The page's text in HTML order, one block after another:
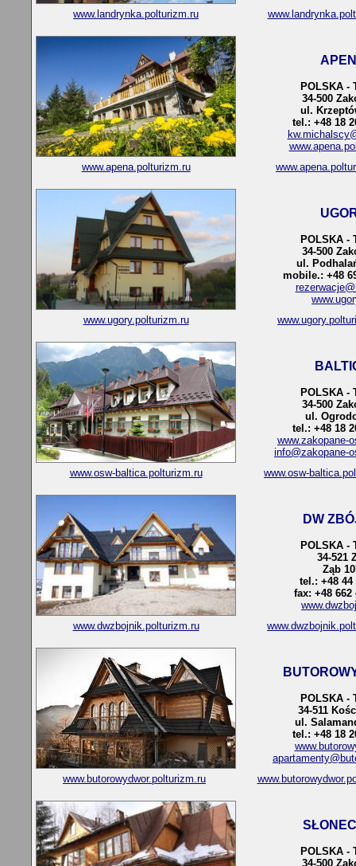
www.landrynka.polturizm.ru
POLSKA -
34-500
ul.
tel.: +48 18
www.apena.polturizm.ru
POLSKA -
34-500
ul.
mobile.: +48
www.ugory.polturizm.ru
POLSKA -
34-500
ul.
tel.: +48 18
www.zakopane-
info@zakopane-
www.osw-baltica.polturizm.ru
www.osw-
DW
POLSKA -
34-521
Ząb
tel.: +48 44
fax: +48 662
www.dwzbojnik.polturizm.ru
POLSKA -
34-511
ul.
tel.: +48 18
www.butorowydwor.polturizm.ru
POLSKA -
34-500